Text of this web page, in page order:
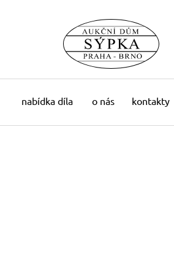
nabídka díla o nás kontakty